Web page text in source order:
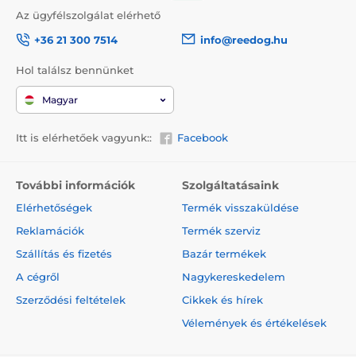
Az ügyfélszolgálat elérhető
+36 21 300 7514
info@reedog.hu
Hol találsz bennünket
Magyar
Itt is elérhetőek vagyunk:: Facebook
További információk
Elérhetőségek
Reklamációk
Szállítás és fizetés
A cégről
Szerződési feltételek
Szolgáltatásaink
Termék visszaküldése
Termék szerviz
Bazár termékek
Nagykereskedelem
Cikkek és hírek
Vélemények és értékelések